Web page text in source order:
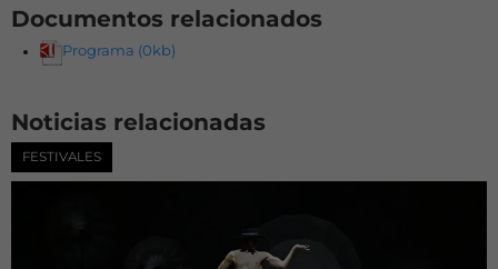
Documentos relacionados
Programa (0kb)
Noticias relacionadas
FESTIVALES